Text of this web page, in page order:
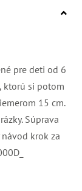
pre deti od 6
ktorú si potom
15 cm.
Súprava
krok za